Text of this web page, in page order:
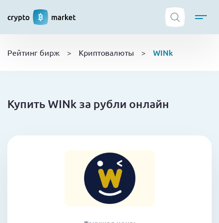
ТОП криптобирж
Криптовалюты
Кошельки
Рейтинг бирж > Криптовалюты > WINk
Купить WINk за рубли онлайн